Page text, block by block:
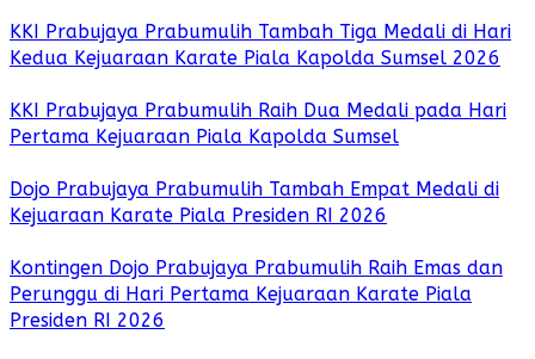
KKI Prabujaya Prabumulih Tambah Tiga Medali di Hari
Kedua Kejuaraan Karate Piala Kapolda Sumsel 2026
KKI Prabujaya Prabumulih Raih Dua Medali pada Hari
Pertama Kejuaraan Piala Kapolda Sumsel
Dojo Prabujaya Prabumulih Tambah Empat Medali di
Kejuaraan Karate Piala Presiden RI 2026
Kontingen Dojo Prabujaya Prabumulih Raih Emas dan
Perunggu di Hari Pertama Kejuaraan Karate Piala
Presiden RI 2026